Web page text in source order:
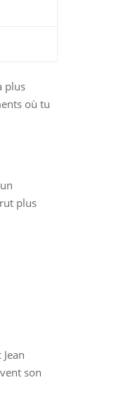
plus
où tu
plus
son